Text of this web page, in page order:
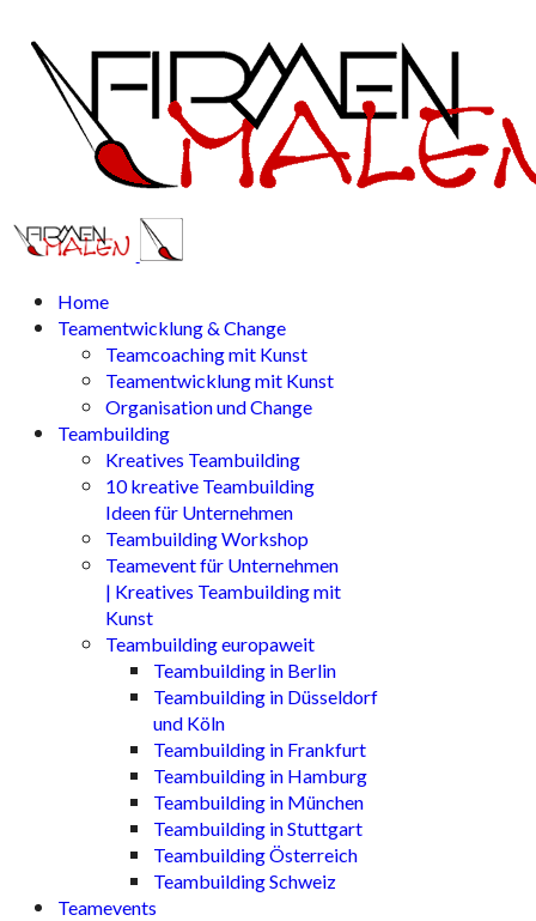
Home
Teamentwicklung & Change
Teamcoaching mit Kunst
Teamentwicklung mit Kunst
Organisation und Change
Teambuilding
Kreatives Teambuilding
10 kreative Teambuilding
Ideen für Unternehmen
Teambuilding Workshop
Teamevent für Unternehmen
| Kreatives Teambuilding mit
Kunst
Teambuilding europaweit
Teambuilding in Berlin
Teambuilding in Düsseldorf
und Köln
Teambuilding in Frankfurt
Teambuilding in Hamburg
Teambuilding in München
Teambuilding in Stuttgart
Teambuilding Österreich
Teambuilding Schweiz
Teamevents